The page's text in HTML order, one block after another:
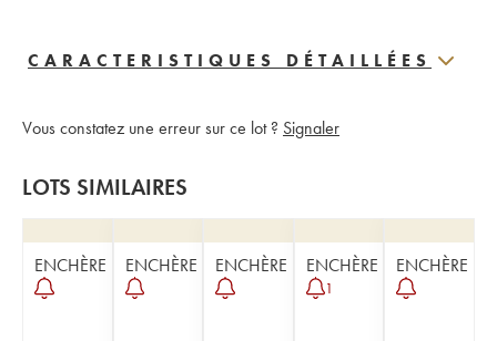
CARACTERISTIQUES DÉTAILLÉES
Vous constatez une erreur sur ce lot ? Signaler
LOTS SIMILAIRES
ENCHÈRE ENCHÈRE ENCHÈRE ENCHÈRE
1
ENCHÈRE